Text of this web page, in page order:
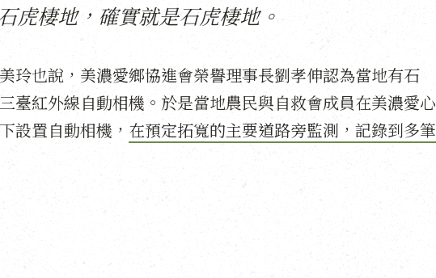
虎棲地，確實就是石虎棲地。
玲也說，美濃愛鄉協進會榮譽理事長劉孝伸認為當地有石
臺紅外線自動相機。於是當地農民與自救會成員在美濃愛心
設置自動相機， 在預定拓寬的主要道路旁監測，記錄到多筆